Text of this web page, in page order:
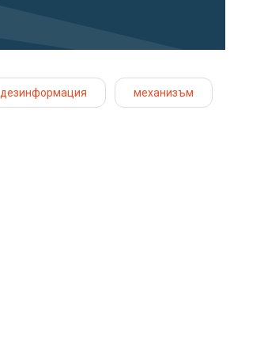
дезинформация механизъм